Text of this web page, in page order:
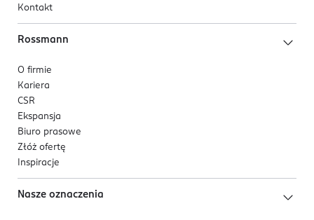
Kontakt
Rossmann
O firmie
Kariera
CSR
Ekspansja
Biuro prasowe
Złóż ofertę
Inspiracje
Nasze oznaczenia